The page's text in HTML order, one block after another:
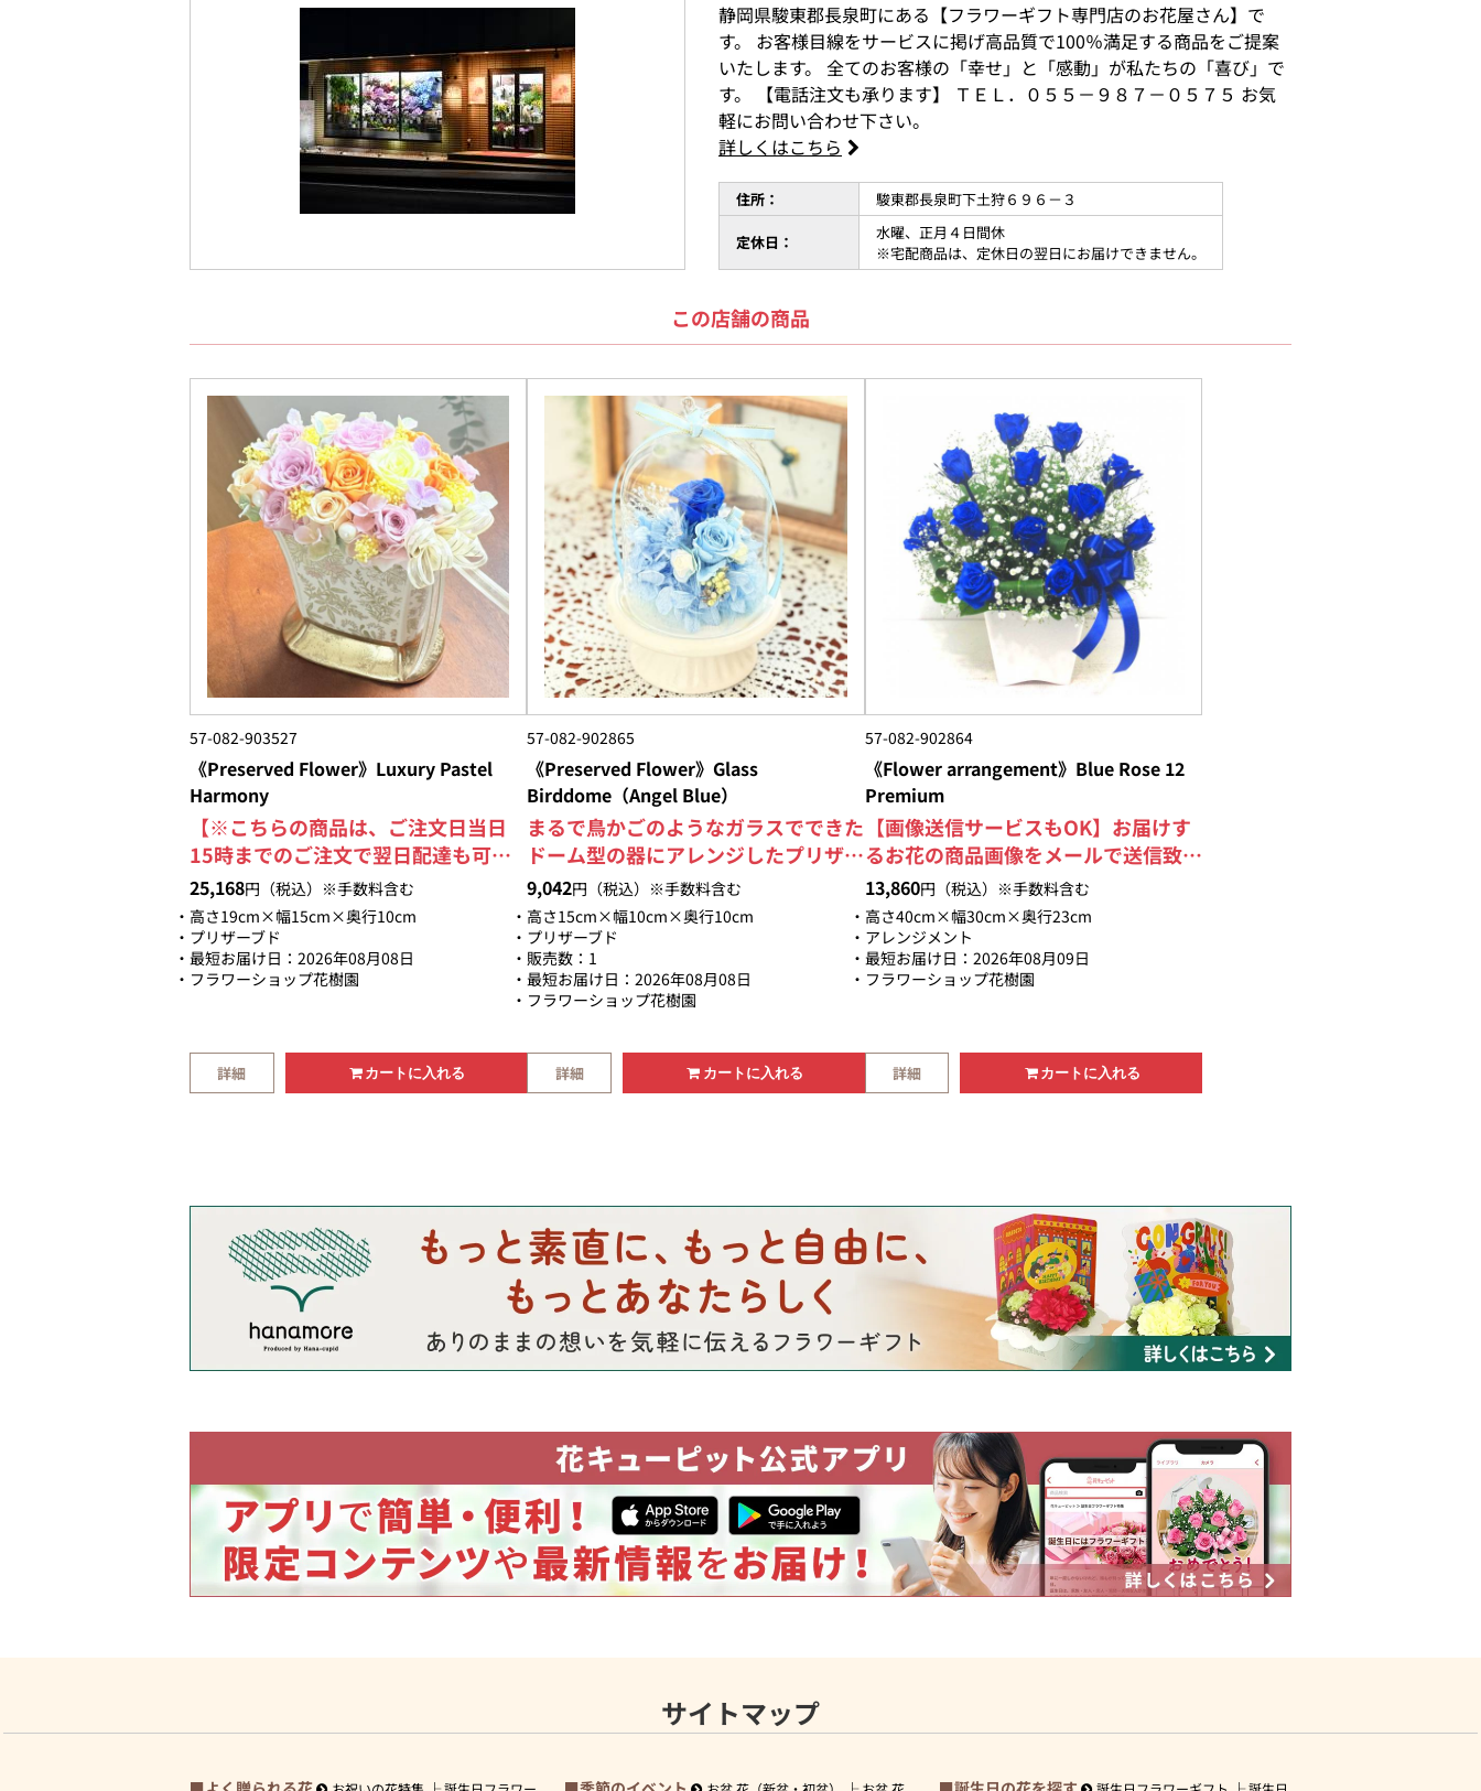
静岡県駿東郡長泉町にある【フラワーギフト専門店のお花屋さん】で
す。 お客様目線をサービスに掲げ高品質で100％満足する商品をご提案
いたします。 全てのお客様の「幸せ」と「感動」が私たちの「喜び」で
す。 【電話注文も承ります】 ＴＥＬ．０５５－９８７－０５７５ お気
軽にお問い合わせ下さい。
詳しくはこちら
住所： 駿東郡長泉町下土狩６９６－３
定休日：
水曜、正月４日間休
※宅配商品は、定休日の翌日にお届けできません。
この店舗の商品
57-082-903527
《Preserved Flower》Luxury Pastel
Harmony
【※こちらの商品は、ご注文日当日
15時までのご注文で翌日配達も可能
です。】ふんわり色彩に、長く続く幸
せを添えるパステル系のプリザーブド
フラワー。ギフト専用クリアケースに
入れて綺麗にラッピング致します。
【画像送信サービスもOK】お届けす
ます。
25,168円（税込）※手数料含む
高さ19cm×幅15cm×奥行10cm
プリザーブド
最短お届け日：2026年08月08日
フラワーショップ花樹園
詳細 カートに入れる
57-082-902865
《Preserved Flower》Glass
Birddome（Angel Blue）
まるで鳥かごのようなガラスでできた
ドーム型の器にアレンジしたプリザー
ブドフラワー。カラーバリエーション
も豊富なので是非あなたにぴったりな
色を見つけて下さいね！ギフト専用
BOXに入れて綺麗に美しくラッピング
致します。数量限定販売のため、売り
文はお早めに！【画像送信サービスも
OK】お届けするお花の商品画像をメ
ールで送信致します。
9,042円（税込）※手数料含む
高さ15cm×幅10cm×奥行10cm
プリザーブド
販売数：1
最短お届け日：2026年08月08日
フラワーショップ花樹園
詳細 カートに入れる
57-082-902864
《Flower arrangement》Blue Rose 12
Premium
【画像送信サービスもOK】お届けす
るお花の商品画像をメールで送信致し
ます。当店大人気の青いバラとかすみ
草の上品で神秘的なアレンジメント。
さまざまな意味を込めて…〈12本の
バラの意味とは、１ダース＝12本の
バラのこと。欧米において1ダースの
れるとされている習慣です。「感謝・
誠実・幸福・信頼・希望・愛情・情
熱・真実・尊敬・栄光・努力・永遠」
13,860円（税込）※手数料含む
高さ40cm×幅30cm×奥行23cm
アレンジメント
最短お届け日：2026年08月09日
フラワーショップ花樹園
詳細 カートに入れる
サイトマップ